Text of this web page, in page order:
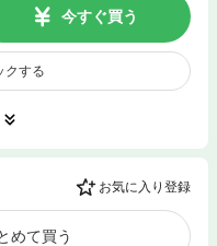
今すぐ買う
クする
お気に入り登録
めて買う